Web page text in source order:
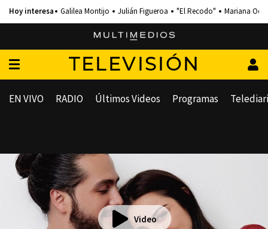
Galilea Montijo Julián Figueroa "El Recodo" Mariana
TELEVISIÓN
EN VIVO RADIO Últimos Videos Programas
Video